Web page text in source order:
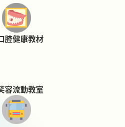
腔健康教材
容流動教室